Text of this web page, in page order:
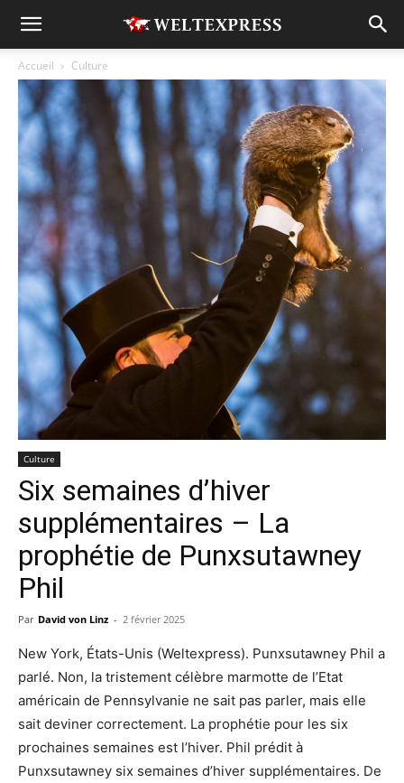
Accueil Culture
Culture
Six semaines d’hiver
supplémentaires – La
prophétie de Punxsutawney
Phil
Par David von Linz - 2 février 2025
New York, États-Unis (Weltexpress). Punxsutawney Phil a
parlé. Non, la tristement célèbre marmotte de l’Etat
américain de Pennsylvanie ne sait pas parler, mais elle
sait deviner correctement. La prophétie pour les six
prochaines semaines est l’hiver. Phil prédit à
Punxsutawney six semaines d’hiver supplémentaires. De